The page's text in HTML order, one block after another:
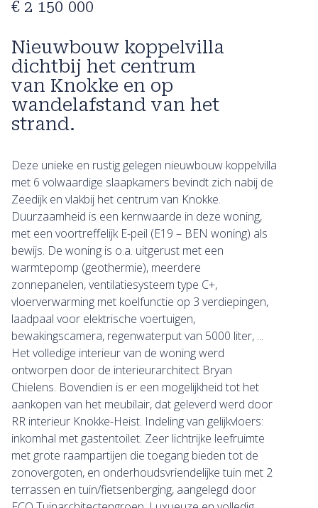
Nieuwbouw koppelvilla
dichtbij het centrum
van Knokke en op
wandelafstand van het
strand.
€ 2 150 000
Deze unieke en rustig gelegen nieuwbouw koppelvilla
met 6 volwaardige slaapkamers bevindt zich nabij de
Zeedijk en vlakbij het centrum van Knokke.
Duurzaamheid is een kernwaarde in deze woning,
met een voortreffelijk E-peil (E19 – BEN woning) als
bewijs. De woning is o.a. uitgerust met een
warmtepomp (geothermie), meerdere
zonnepanelen, ventilatiesysteem type C+,
vloerverwarming met koelfunctie op 3 verdiepingen,
laadpaal voor elektrische voertuigen,
bewakingscamera, regenwaterput van 5000 liter, ...
Het volledige interieur van de woning werd
ontworpen door de interieurarchitect Bryan
Chielens. Bovendien is er een mogelijkheid tot het
aankopen van het meubilair, dat geleverd werd door
RR interieur Knokke-Heist. Indeling van gelijkvloers:
inkomhal met gastentoilet. Zeer lichtrijke leefruimte
met grote raampartijen die toegang bieden tot de
zonovergoten, en onderhoudsvriendelijke tuin met 2
terrassen en tuin/fietsenberging, aangelegd door